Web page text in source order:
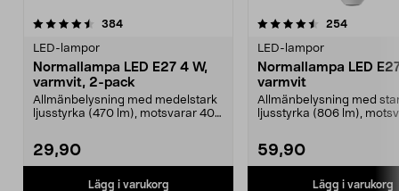
384recensioner
LED-lampor
Normallampa LED E27 4 W,
varmvit, 2-pack
Allmänbelysning med medelstark
ljusstyrka (470 lm), motsvarar 40
29,90
Lägg i varukorg
4.5 av 5 stjärnor 254
LED-lampor
Normallampa LED
varmvit
Allmänbelysning med
ljusstyrka (806 lm),
59,90
Lägg i varukorg
4.5 av 5 stjärnor